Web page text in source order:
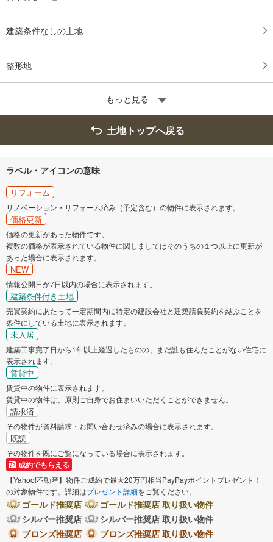
建築条件なしの土地
整形地
もっと見る
土地トップへ戻る
ラベル・アイコンの意味
リフォーム
リノベーション・リフォーム済み（予定含む）の物件に表示されます。
価格更新
価格の更新があった物件です。
複数の価格が表示されている物件に関しましてはそのうちの１つ以上に更新が
あった場合に表示されます。
NEW
情報公開日が7日以内の場合に表示されます。
建築条件付き土地
売買契約にあたって一定期間内に特定の建設会社と建築請負契約を結ぶことを
条件にしている土地に表示されます。
未入居
建築工事完了日から1年以上経過したものの、まだ誰も住んだことがない住宅に
表示されます。
賃貸中
賃貸中の物件に表示されます。
賃貸中の物件は、原則ご自身でお住まいいただくことができません。
請求済
その物件が資料請求・お問い合わせ済みの場合に表示されます。
既読
その物件を既にご覧になっている場合に表示されます。
成約でもらえる
【Yahoo!不動産】物件ご成約で最大20万円相当PayPayポイントプレゼント！
の対象物件です。詳細はプレゼント詳細をご覧ください。
ゴールド推奨店
ゴールド推奨店 取り扱い物件
シルバー推奨店
シルバー推奨店 取り扱い物件
ブロンズ推奨店
ブロンズ推奨店 取り扱い物件